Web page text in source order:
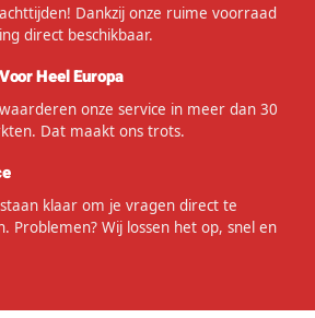
Dankzij onze ruime voorraad
direct beschikbaar.
Heel Europa
onze service in meer dan 30
Dat maakt ons trots.
klaar om je vragen direct te
Problemen? Wij lossen het op, snel en